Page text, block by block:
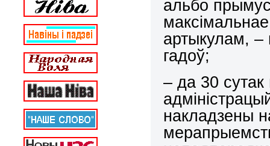
альбо
артыкулам, –
гадоў;
– да 30
накладзены